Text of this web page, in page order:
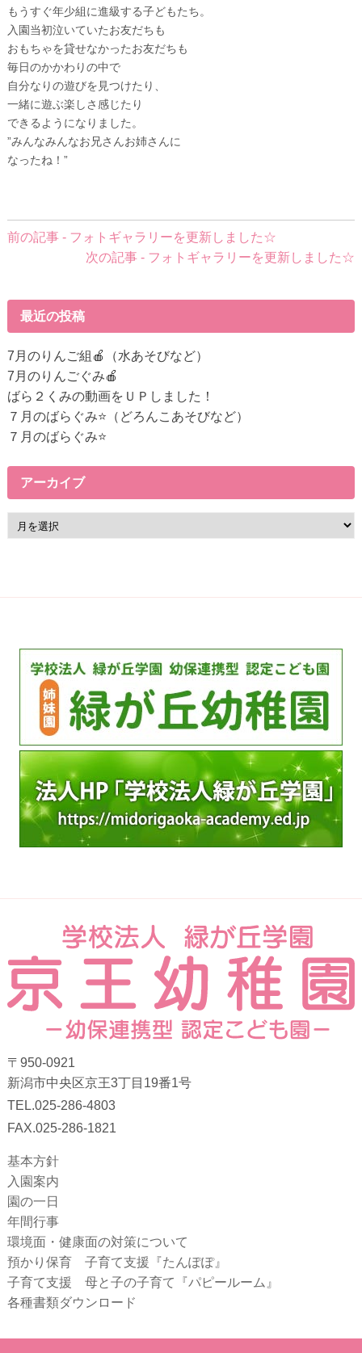
もうすぐ年少組に進級する子どもたち。
入園当初泣いていたお友だちも
おもちゃを貸せなかったお友だちも
毎日のかかわりの中で
自分なりの遊びを見つけたり、
一緒に遊ぶ楽しさ感じたり
できるようになりました。
”みんなみんなお兄さんお姉さんに
なったね！”
前
へ
の
リ
ン
ク
前の記事 - フォトギャラリーを更新しました☆
次の記事 - フォトギャラリーを更新しました☆
最近の投稿
7月のりんご組🍎（水あそびなど）
7月のりんごぐみ🍎
ばら２くみの動画をＵＰしました！
７月のばらぐみ⭐（どろんこあそびなど）
７月のばらぐみ⭐
アーカイブ
ー
ブ
〒950-0921
新潟市中央区京王3丁目19番1号
TEL.025-286-4803
FAX.025-286-1821
基本方針
入園案内
園の一日
年間行事
環境面・健康面の対策について
預かり保育 子育て支援『たんぽぽ』
子育て支援 母と子の子育て『パピールーム』
各種書類ダウンロード